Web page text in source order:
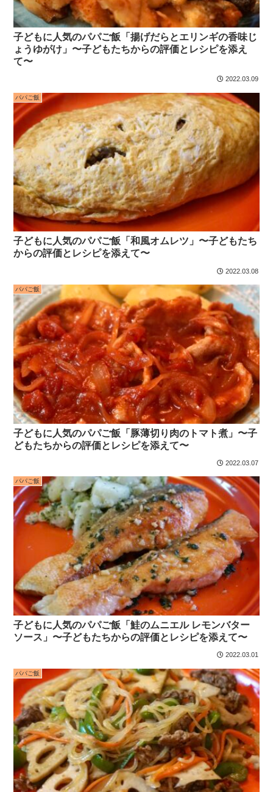
子どもに人気のパパご飯「揚げだらとエリンギの香味じ
ょうゆがけ」〜子どもたちからの評価とレシピを添え
て〜
2022.03.09
パパご飯
子どもに人気のパパご飯「和風オムレツ」〜子どもたち
からの評価とレシピを添えて〜
2022.03.08
パパご飯
子どもに人気のパパご飯「豚薄切り肉のトマト煮」〜子
どもたちからの評価とレシピを添えて〜
2022.03.07
パパご飯
子どもに人気のパパご飯「鮭のムニエル レモンバター
ソース」〜子どもたちからの評価とレシピを添えて〜
2022.03.01
パパご飯